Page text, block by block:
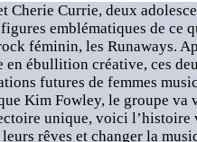
Cherie Currie, deux
emblématiques de ce
féminin, les Runaways.
ébullition créative, ces
futures de femmes
Kim Fowley, le groupe va
unique, voici
rêves et changer la